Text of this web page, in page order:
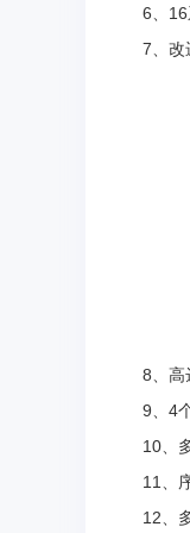
6、16系
7、改进
8、高达
9、4个
10、多
11、序
12、多